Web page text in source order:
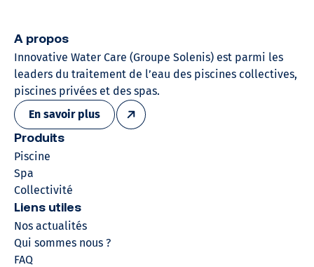
A propos
Innovative Water Care (Groupe Solenis)​ est parmi les
leaders du traitement de l’eau des piscines collectives,
piscines privées et des spas.
En savoir plus
Produits
Piscine
Spa
Collectivité
Liens utiles
Nos actualités
Qui sommes nous ?
FAQ